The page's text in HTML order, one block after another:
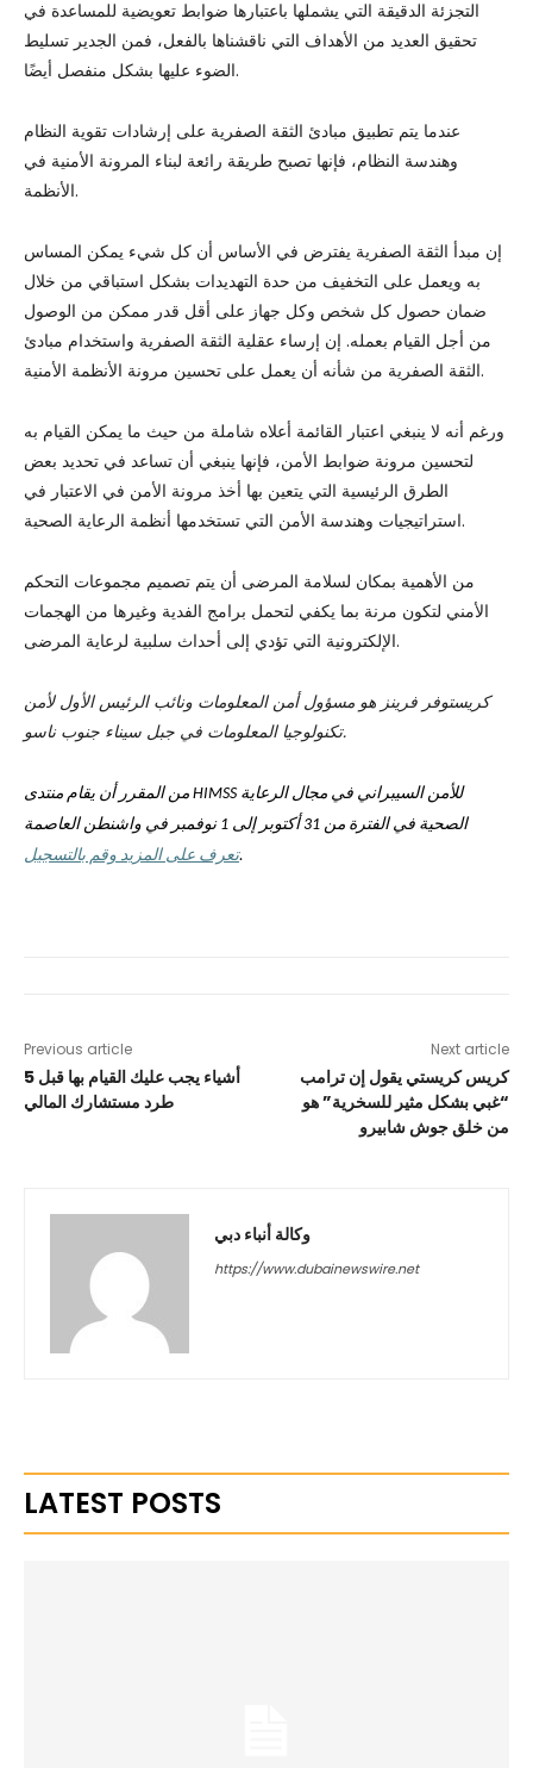
التجزئة الدقيقة التي يشملها باعتبارها ضوابط تعويضية للمساعدة في
تحقيق العديد من الأهداف التي ناقشناها بالفعل، فمن الجدير تسليط
الضوء عليها بشكل منفصل أيضًا.
عندما يتم تطبيق مبادئ الثقة الصفرية على إرشادات تقوية النظام
وهندسة النظام، فإنها تصبح طريقة رائعة لبناء المرونة الأمنية في
الأنظمة.
إن مبدأ الثقة الصفرية يفترض في الأساس أن كل شيء يمكن المساس
به ويعمل على التخفيف من حدة التهديدات بشكل استباقي من خلال
ضمان حصول كل شخص وكل جهاز على أقل قدر ممكن من الوصول
من أجل القيام بعمله. إن إرساء عقلية الثقة الصفرية واستخدام مبادئ
الثقة الصفرية من شأنه أن يعمل على تحسين مرونة الأنظمة الأمنية.
ورغم أنه لا ينبغي اعتبار القائمة أعلاه شاملة من حيث ما يمكن القيام به
لتحسين مرونة ضوابط الأمن، فإنها ينبغي أن تساعد في تحديد بعض
الطرق الرئيسية التي يتعين بها أخذ مرونة الأمن في الاعتبار في
استراتيجيات وهندسة الأمن التي تستخدمها أنظمة الرعاية الصحية.
من الأهمية بمكان لسلامة المرضى أن يتم تصميم مجموعات التحكم
الأمني ​​لتكون مرنة بما يكفي لتحمل برامج الفدية وغيرها من الهجمات
الإلكترونية التي تؤدي إلى أحداث سلبية لرعاية المرضى.
كريستوفر فرينز هو مسؤول أمن المعلومات ونائب الرئيس الأول لأمن
تكنولوجيا المعلوماتفي جبل سيناء جنوب ناسو.
من المقرر أن يقام منتدى HIMSS للأمن السيبراني في مجال الرعاية
الصحية في الفترة من 31 أكتوبر إلى 1 نوفمبر في واشنطن العاصمة
تعرف على المزيد وقم بالتسجيل.
Previous article
5 أشياء يجب عليك القيام بها قبل
طرد مستشارك المالي
Next article
كريس كريستي يقول إن ترامب
“غبي بشكل مثير للسخرية” هو
من خلق جوش شابيرو
وكالة أنباء دبي
https://www.dubainewswire.net
LATEST POSTS